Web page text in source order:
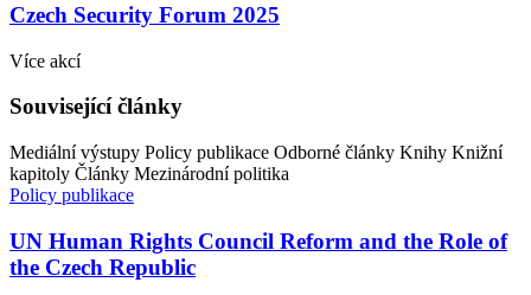
Czech Security Forum 2025
Více akcí
Související články
Mediální výstupy Policy publikace Odborné články Knihy Knižní
kapitoly Články Mezinárodní politika
Policy publikace
UN Human Rights Council Reform and the Role of
the Czech Republic